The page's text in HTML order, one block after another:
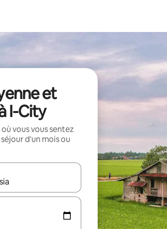
et
I-City
vous vous sentez
d'un mois ou
utilisez les flèches vers le haut et vers le bas